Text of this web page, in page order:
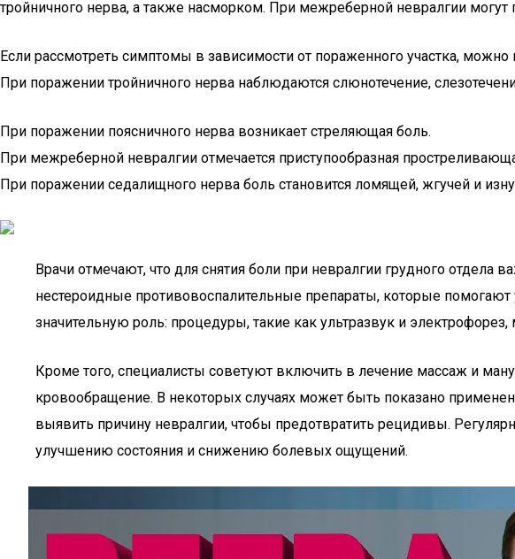
тройничного нерва, а также насморком. При межреберной невралгии
Если рассмотреть симптомы в зависимости от пораженного участка,
При поражении тройничного нерва наблюдаются слюнотечение,
При поражении поясничного нерва возникает стреляющая боль.
При межреберной невралгии отмечается приступообразная
При поражении седалищного нерва боль становится ломящей, жгучей и
Врачи отмечают, что для снятия боли при невралгии грудного
нестероидные противовоспалительные препараты, которые
значительную роль: процедуры, такие как ультразвук и
Кроме того, специалисты советуют включить в лечение массаж и
кровообращение. В некоторых случаях может быть показано
выявить причину невралгии, чтобы предотвратить рецидивы.
улучшению состояния и снижению болевых ощущений.